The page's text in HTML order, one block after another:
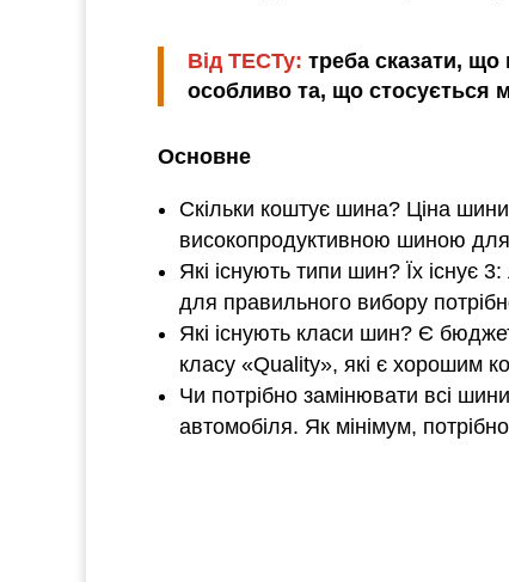
Від ТЕСТу: треба сказати, що
особливо та, що стосується
Основне
Скільки коштує шина? Ціна
високопродуктивною шиною для
Які існують типи шин? Їх існує
для правильного вибору
Які існують класи шин? Є
класу «Quality», які є хорошим
Чи потрібно замінювати всі
автомобіля. Як мінімум,